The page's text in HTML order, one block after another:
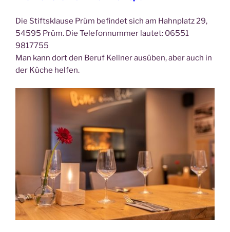
Die Stifts­klau­se Prüm befin­det sich am Hahn­platz 29,
54595 Prüm. Die Tele­fon­num­mer lau­tet: 06551
9817755
Man kann dort den Beruf Kell­ner aus­üben, aber auch in
der Küche helfen.